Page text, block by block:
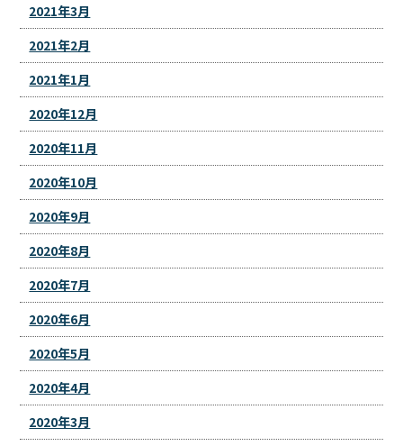
2021年3月
2021年2月
2021年1月
2020年12月
2020年11月
2020年10月
2020年9月
2020年8月
2020年7月
2020年6月
2020年5月
2020年4月
2020年3月